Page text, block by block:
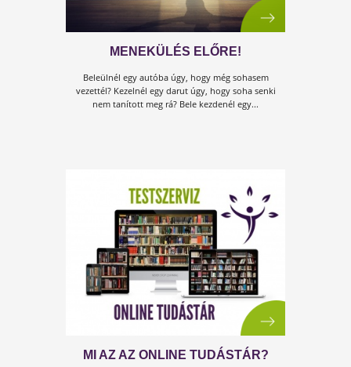
AZ EMBERISÉG LEGNAGYOBB
PROBLÉMÁJA
Járványok, gazdasági válságok, klímahelyzet. Mind olyan
dolgok, amik naponta az újságok címlapján szerepelnek.
Emberek milliárdjait érintik valamennyire. Mégis...